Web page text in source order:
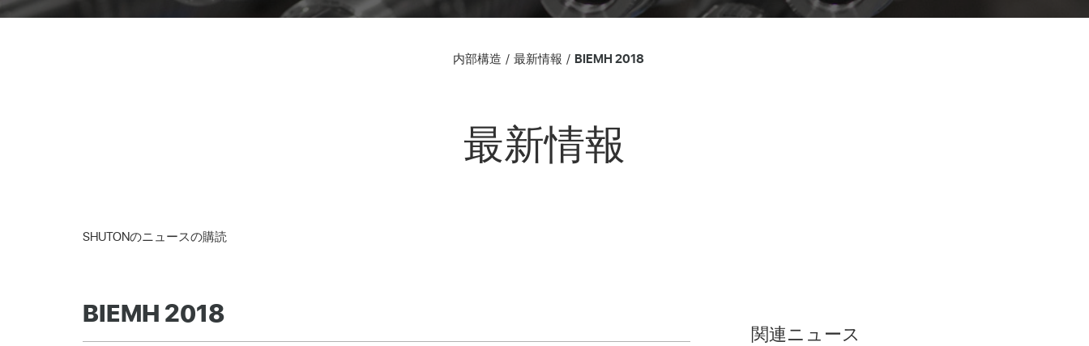
内部構造 最新情報 BIEMH 2018
最新情報
SHUTONのニュースの購読
BIEMH 2018
関連ニュース